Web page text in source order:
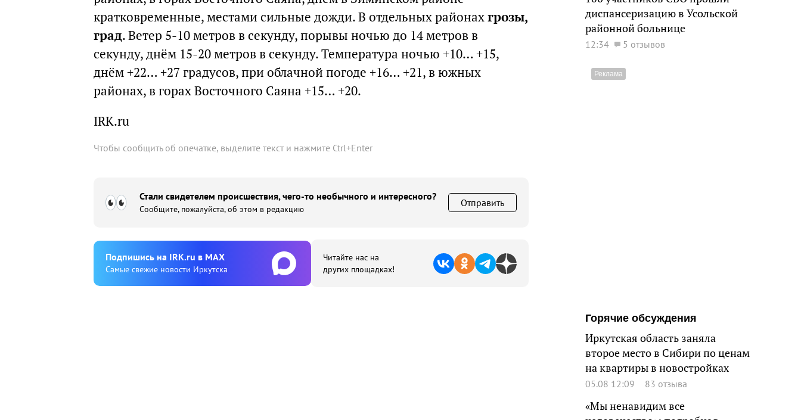
кратковременные, местами сильные дожди. В отдельных районахгрозы,
град. Ветер 5-10 метров в секунду, порывы ночью до 14 метров в
секунду, днём 15-20 метров в секунду. Температура ночью +10… +15,
днём +22… +27 градусов, при облачной погоде +16… +21, в южных
районах, в горах Восточного Саяна +15… +20.
IRK.ru
Чтобы сообщить об опечатке, выделите текст и нажмите Ctrl+Enter
Стали свидетелем происшествия, чего-то необычного и интересного?
Сообщите, пожалуйста, об этом в редакцию
Отправить
Подпишиcь на IRK.ru в MAX
Cамые свежие новости Иркутска
Читайте нас на
других площадках!
диспансеризацию в Усольской
районной больнице
12:34 5 отзывов
Горячие обсуждения
Иркутская область заняла
второе место в Сибири по ценам
на квартиры в новостройках
05.08 12:09 83 отзыва
«Мы ненавидим все